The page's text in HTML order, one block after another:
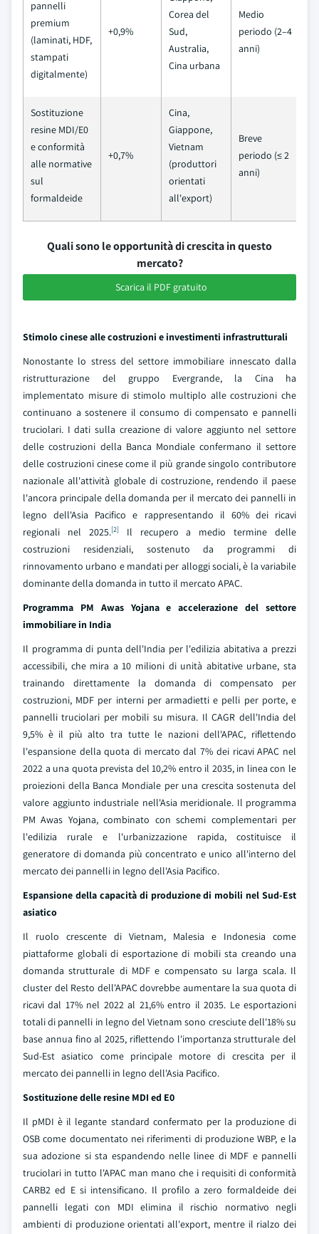
pannelli
premium
(laminati, HDF,
stampati
digitalmente)
+0,9%
Corea del
Sud,
Australia,
Cina urbana
Medio
periodo (2–4
anni)
Sostituzione
resine MDI/E0
e conformità
alle normative
sul
formaldeide
+0,7%
Cina,
Giappone,
Vietnam
(produttori
orientati
all'export)
Breve
periodo (≤ 2
anni)
Quali sono le opportunità di crescita in questo
mercato?
Scarica il PDF gratuito
Stimolo cinese alle costruzioni e investimenti infrastrutturali
Nonostante lo stress del settore immobiliare innescato dalla
ristrutturazione del gruppo Evergrande, la Cina ha
implementato misure di stimolo multiplo alle costruzioni che
continuano a sostenere il consumo di compensato e pannelli
truciolari. I dati sulla creazione di valore aggiunto nel settore
delle costruzioni della Banca Mondiale confermano il settore
delle costruzioni cinese come il più grande singolo contributore
nazionale all'attività globale di costruzione, rendendo il paese
l'ancora principale della domanda per il mercato dei pannelli in
legno dell'Asia Pacifico e rappresentando il 60% dei ricavi
regionali nel 2025.[2]Il recupero a medio termine delle
costruzioni residenziali, sostenuto da programmi di
rinnovamento urbano e mandati per alloggi sociali, è la variabile
dominante della domanda in tutto il mercato APAC.
Programma PM Awas Yojana e accelerazione del settore
immobiliare in India
Il programma di punta dell'India per l'edilizia abitativa a prezzi
accessibili, che mira a 10 milioni di unità abitative urbane, sta
trainando direttamente la domanda di compensato per
costruzioni, MDF per interni per armadietti e pelli per porte, e
pannelli truciolari per mobili su misura. Il CAGR dell'India del
9,5% è il più alto tra tutte le nazioni dell'APAC, riflettendo
l'espansione della quota di mercato dal 7% dei ricavi APAC nel
2022 a una quota prevista del 10,2% entro il 2035, in linea con le
proiezioni della Banca Mondiale per una crescita sostenuta del
valore aggiunto industriale nell'Asia meridionale. Il programma
PM Awas Yojana, combinato con schemi complementari per
l'edilizia rurale e l'urbanizzazione rapida, costituisce il
generatore di domanda più concentrato e unico all'interno del
mercato dei pannelli in legno dell'Asia Pacifico.
Espansione della capacità di produzione di mobili nel Sud-Est
asiatico
Il ruolo crescente di Vietnam, Malesia e Indonesia come
piattaforme globali di esportazione di mobili sta creando una
domanda strutturale di MDF e compensato su larga scala. Il
cluster del Resto dell'APAC dovrebbe aumentare la sua quota di
ricavi dal 17% nel 2022 al 21,6% entro il 2035. Le esportazioni
totali di pannelli in legno del Vietnam sono cresciute dell'18% su
base annua fino al 2025, riflettendo l'importanza strutturale del
Sud-Est asiatico come principale motore di crescita per il
mercato dei pannelli in legno dell'Asia Pacifico.
Sostituzione delle resine MDI ed E0
Il pMDI è il legante standard confermato per la produzione di
OSB come documentato nei riferimenti di produzione WBP, e la
sua adozione si sta espandendo nelle linee di MDF e pannelli
truciolari in tutto l'APAC man mano che i requisiti di conformità
CARB2 ed E si intensificano. Il profilo a zero formaldeide dei
pannelli legati con MDI elimina il rischio normativo negli
ambienti di produzione orientati all'export, mentre il rialzo dei